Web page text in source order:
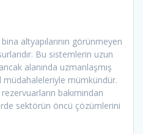
bina altyapılarının görünmeyen
Bu sistemlerin uzun
alanında uzmanlaşmış
mümkündür.
bakımından
sektörün öncü çözümlerini